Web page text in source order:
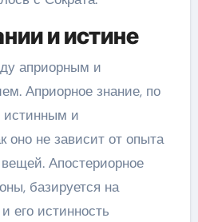
и истине
априорным и
Априорное знание, по
истинным и
оно не зависит от опыта
Апостериорное
базируется на
его истинность